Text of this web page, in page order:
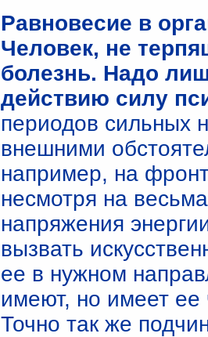
Равновесие в
Человек, не
болезнь. Надо
действию силу
периодов сильных
внешними
например, на
несмотря на
напряжения
вызвать
ее в нужном
имеют, но имеет ее
Точно так же